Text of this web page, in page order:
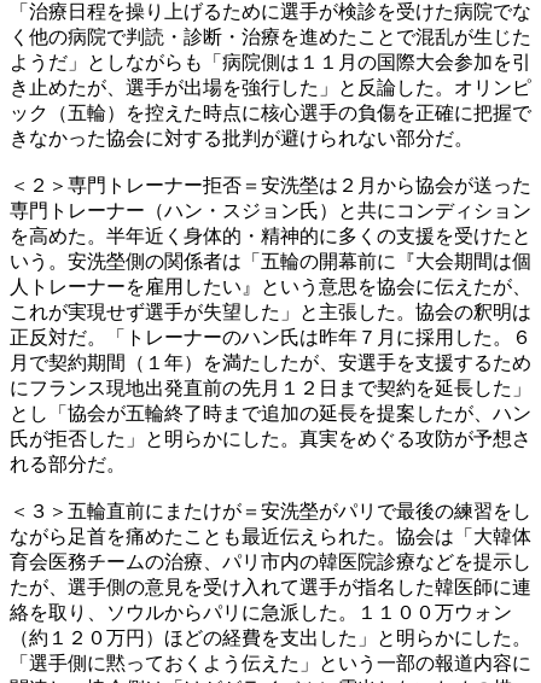
「治療日程を操り上げるために選手が検診を受けた病院でな
く他の病院で判読・診断・治療を進めたことで混乱が生じた
ようだ」としながらも「病院側は１１月の国際大会参加を引
き止めたが、選手が出場を強行した」と反論した。オリンピ
ック（五輪）を控えた時点に核心選手の負傷を正確に把握で
きなかった協会に対する批判が避けられない部分だ。
＜２＞専門トレーナー拒否＝安洗塋は２月から協会が送った
専門トレーナー（ハン・スジョン氏）と共にコンディション
を高めた。半年近く身体的・精神的に多くの支援を受けたと
いう。安洗塋側の関係者は「五輪の開幕前に『大会期間は個
人トレーナーを雇用したい』という意思を協会に伝えたが、
これが実現せず選手が失望した」と主張した。協会の釈明は
正反対だ。「トレーナーのハン氏は昨年７月に採用した。６
月で契約期間（１年）を満たしたが、安選手を支援するため
にフランス現地出発直前の先月１２日まで契約を延長した」
とし「協会が五輪終了時まで追加の延長を提案したが、ハン
氏が拒否した」と明らかにした。真実をめぐる攻防が予想さ
れる部分だ。
＜３＞五輪直前にまたけが＝安洗塋がパリで最後の練習をし
ながら足首を痛めたことも最近伝えられた。協会は「大韓体
育会医務チームの治療、パリ市内の韓医院診療などを提示し
たが、選手側の意見を受け入れて選手が指名した韓医師に連
絡を取り、ソウルからパリに急派した。１１００万ウォン
（約１２０万円）ほどの経費を支出した」と明らかにした。
「選手側に黙っておくよう伝えた」という一部の報道内容に